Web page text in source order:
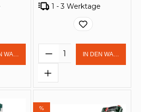
Gib den
WARENKORB
1 - 3 Werktage
Produkt Anzahl:
IN DEN
%